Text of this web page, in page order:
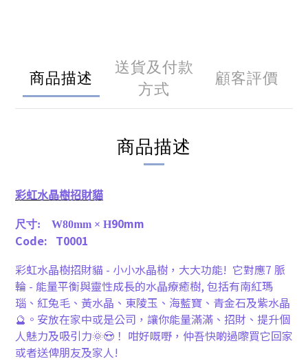
商品描述
送貨及付款
方式
顧客評價
商品描述
彩虹水晶樹招財貓
尺寸: W80mm × H90mm
Code: T0001
彩虹水晶樹招財貓 - 小小水晶樹，大大功能! 它對應7 脈
輪 - 能量平衡與靈性成長的水晶療癒樹, 包括有南紅瑪
瑙、紅兔毛、黃水晶、東陵玉、海藍寶、青金石及紫水晶
🔮。安放在家中或是公司，讓你能量滿滿、招財、提升個
人魅力及吸引力🌞😍！ 咁好嘅嘢，仲吾快啲過嚟買它回家
或者送俾朋友及家人!